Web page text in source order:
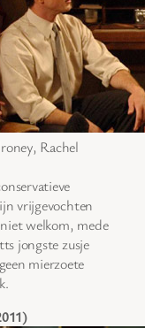
Rachel
vrijgevochten
welkom, mede
jongste zusje
mierzoete